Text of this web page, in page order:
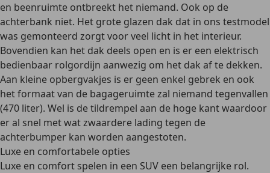
en beenruimte ontbreekt het niemand. Ook op de
achterbank niet. Het grote glazen dak dat in ons testmodel
was gemonteerd zorgt voor veel licht in het interieur.
Bovendien kan het dak deels open en is er een elektrisch
bedienbaar rolgordijn aanwezig om het dak af te dekken.
Aan kleine opbergvakjes is er geen enkel gebrek en ook
het formaat van de bagageruimte zal niemand tegenvallen
(470 liter). Wel is de tildrempel aan de hoge kant waardoor
er al snel met wat zwaardere lading tegen de
achterbumper kan worden aangestoten.
Luxe en comfortabele opties
Luxe en comfort spelen in een SUV een belangrijke rol.